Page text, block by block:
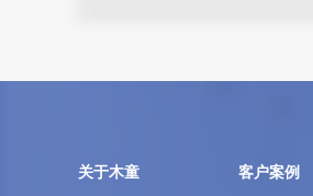
关于木童 客户案例